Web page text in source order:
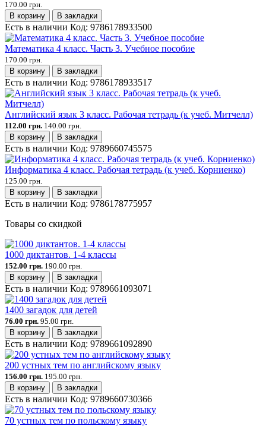
170.00 грн.
В корзину
В закладки
Есть в наличии Код: 9786178933500
Математика 4 класс. Часть 3. Учебное пособие
170.00 грн.
В корзину
В закладки
Есть в наличии Код: 9786178933517
Английский язык 3 класс. Рабочая тетрадь (к учеб. Митчелл)
112.00 грн. 140.00 грн.
В корзину
В закладки
Есть в наличии Код: 9789660745575
Информатика 4 класс. Рабочая тетрадь (к учеб. Корниенко)
125.00 грн.
В корзину
В закладки
Есть в наличии Код: 9786178775957
Товары со скидкой
1000 диктантов. 1-4 классы
152.00 грн. 190.00 грн.
В корзину
В закладки
Есть в наличии Код: 9789661093071
1400 загадок для детей
76.00 грн. 95.00 грн.
В корзину
В закладки
Есть в наличии Код: 9789661092890
200 устных тем по английскому языку
156.00 грн. 195.00 грн.
В корзину
В закладки
Есть в наличии Код: 9789660730366
70 устных тем по польскому языку